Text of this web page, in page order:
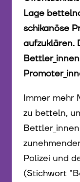
Lage
schikanöse
aufzuklären.
Immer mehr
zu betteln,
Polizei und
(Stichwort